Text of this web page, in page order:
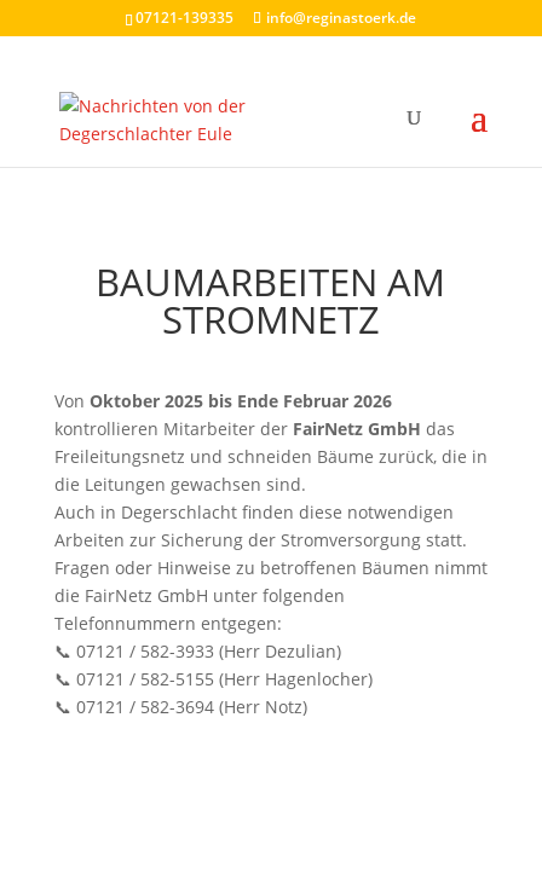
07121-139335 info@reginastoerk.de
BAUMARBEITEN AM
STROMNETZ
Von Oktober 2025 bis Ende Februar 2026
kontrollieren Mitarbeiter der FairNetz GmbH das
Freileitungsnetz und schneiden Bäume zurück, die in
die Leitungen gewachsen sind.
Auch in Degerschlacht finden diese notwendigen
Arbeiten zur Sicherung der Stromversorgung statt.
Fragen oder Hinweise zu betroffenen Bäumen nimmt
die FairNetz GmbH unter folgenden
Telefonnummern entgegen:
📞 07121 / 582-3933 (Herr Dezulian)
📞 07121 / 582-5155 (Herr Hagenlocher)
📞 07121 / 582-3694 (Herr Notz)